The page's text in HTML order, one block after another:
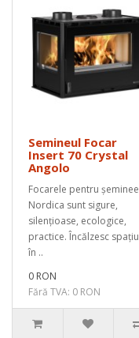
Semineul Focar
Insert 70 Crystal
Angolo
Focarele pentru șeminee
Nordica sunt sigure,
silențioase, ecologice,
practice. Încălzesc
în ..
0 RON
Fără TVA: 0 RON